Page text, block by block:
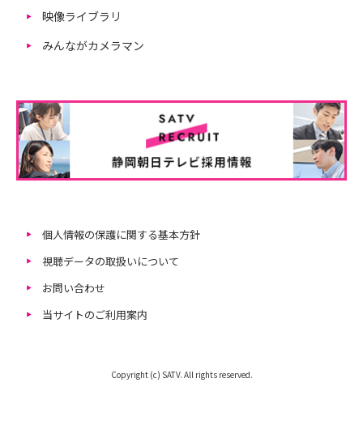
映像ライブラリ
みんながカメラマン
個人情報の保護に関する基本方針
視聴データの取扱いについて
お問い合わせ
当サイトのご利用案内
Copyright (c) SATV. All rights reserved.